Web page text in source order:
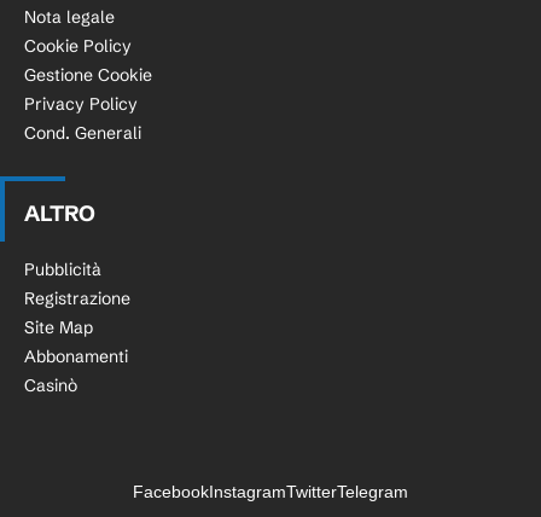
Nota legale
Cookie Policy
Gestione Cookie
Privacy Policy
Cond. Generali
ALTRO
Pubblicità
Registrazione
Site Map
Abbonamenti
Casinò
FacebookInstagramTwitterTelegram